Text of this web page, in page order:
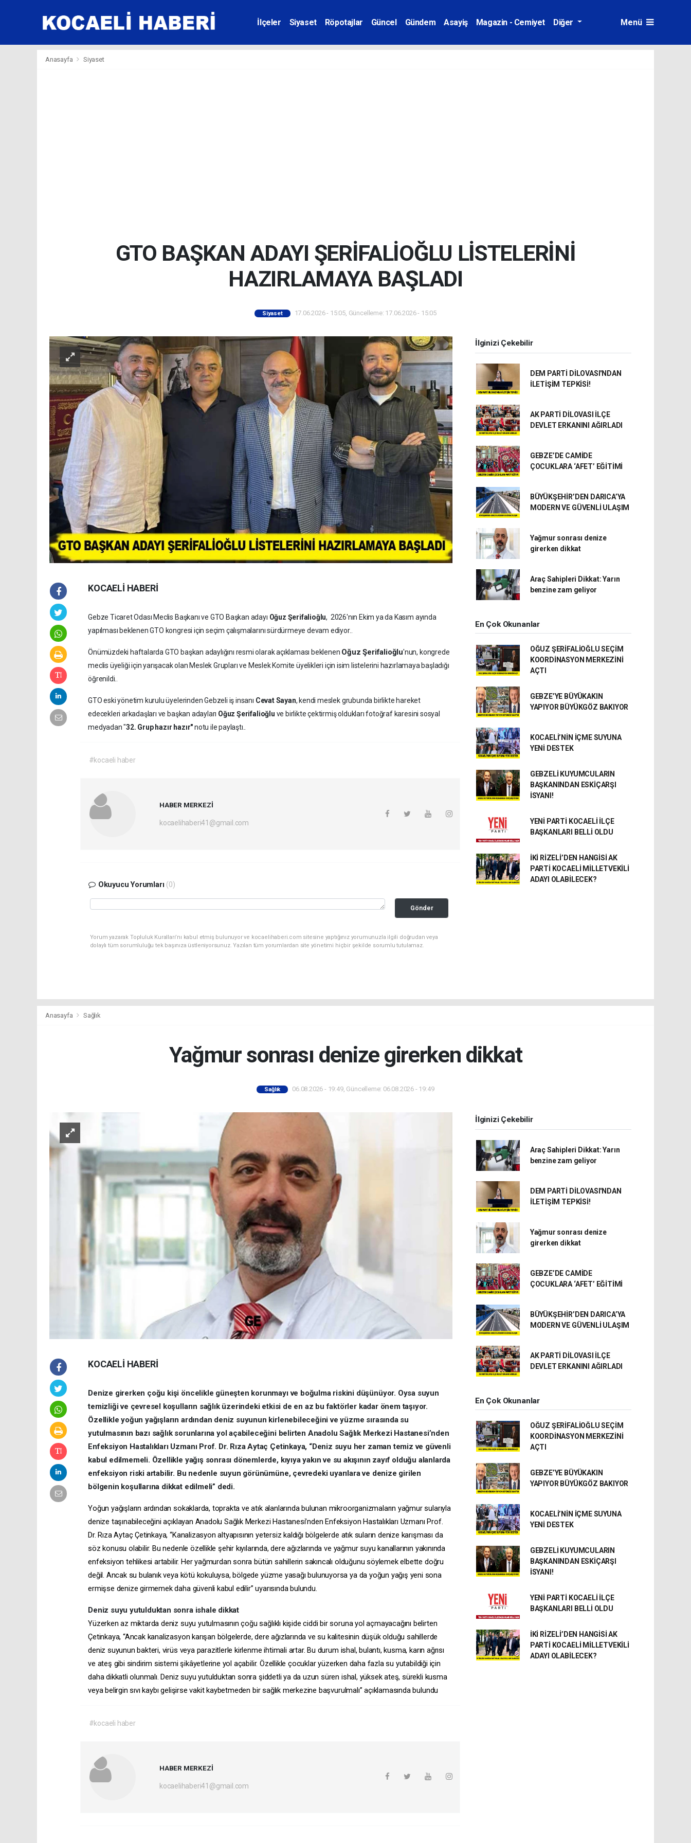
İlçeler Siyaset Röpotajlar Güncel Gündem Asayiş Magazin - Cemiyet Diğer Menü
Anasayfa Siyaset
GTO BAŞKAN ADAYI ŞERİFALİOĞLU LİSTELERİNİ
HAZIRLAMAYA BAŞLADI
Siyaset 17.06.2026 - 15:05, Güncelleme: 17.06.2026 - 15:05
KOCAELİ HABERİ
Gebze Ticaret Odası Meclis Başkanı ve GTO Başkan adayı Oğuz Şerifalioğlu, 2026'nın Ekim ya da Kasım ayında
yapılması beklenen GTO kongresi için seçim çalışmalarını sürdürmeye devam ediyor..
Önümüzdeki haftalarda GTO başkan adaylığını resmi olarak açıklaması beklenen Oğuz Şerifalioğlu'nun, kongrede
meclis üyeliği için yarışacak olan Meslek Grupları ve Meslek Komite üyelikleri için isim listelerini hazırlamaya başladığı
öğrenildi..
GTO eski yönetim kurulu üyelerinden Gebzeli iş insanı Cevat Sayan, kendi meslek grubunda birlikte hareket
edecekleri arkadaşları ve başkan adayları Oğuz Şerifalioğlu ve birlikte çektirmiş oldukları fotoğraf karesini sosyal
medyadan "32. Grup hazır hazır"notu ile paylaştı..
#kocaeli haber
HABER MERKEZİ
kocaelihaberi41@gmail.com
Okuyucu Yorumları (0)
Gönder
Yorum yazarak Topluluk Kuralları’nı kabul etmiş bulunuyor ve kocaelihaberi.com sitesine yaptığınız yorumunuzla ilgili doğrudan veya
dolaylı tüm sorumluluğu tek başınıza üstleniyorsunuz. Yazılan tüm yorumlardan site yönetimi hiçbir şekilde sorumlu tutulamaz.
İlginizi Çekebilir
DEM PARTİ DİLOVASI'NDAN
İLETİŞİM TEPKİSİ!
AK PARTİ DİLOVASI İLÇE
DEVLET ERKANINI AĞIRLADI
GEBZE’DE CAMİDE
ÇOCUKLARA ‘AFET’ EĞİTİMİ
BÜYÜKŞEHİR’DEN DARICA’YA
MODERN VE GÜVENLİ ULAŞIM
Yağmur sonrası denize
girerken dikkat
Araç Sahipleri Dikkat: Yarın
benzine zam geliyor
En Çok Okunanlar
OĞUZ ŞERİFALİOĞLU SEÇİM
KOORDİNASYON MERKEZİNİ
AÇTI
GEBZE’YE BÜYÜKAKIN
YAPIYOR BÜYÜKGÖZ BAKIYOR
KOCAELİ’NİN İÇME SUYUNA
YENİ DESTEK
GEBZELİ KUYUMCULARIN
BAŞKANINDAN ESKİÇARŞI
İSYANI!
YENİ PARTİ KOCAELİ İLÇE
BAŞKANLARI BELLİ OLDU
İKİ RİZELİ’DEN HANGİSİ AK
PARTİ KOCAELİ MİLLETVEKİLİ
ADAYI OLABİLECEK?
Anasayfa Sağlık
Yağmur sonrası denize girerken dikkat
Sağlık 06.08.2026 - 19:49, Güncelleme: 06.08.2026 - 19:49
KOCAELİ HABERİ
Denize girerken çoğu kişi öncelikle güneşten korunmayı ve boğulma riskini düşünüyor. Oysa suyun
temizliği ve çevresel koşulların sağlık üzerindeki etkisi de en az bu faktörler kadar önem taşıyor.
Özellikle yoğun yağışların ardından deniz suyunun kirlenebileceğini ve yüzme sırasında su
yutulmasının bazı sağlık sorunlarına yol açabileceğini belirten Anadolu Sağlık Merkezi Hastanesi’nden
Enfeksiyon Hastalıkları Uzmanı Prof. Dr. Rıza Aytaç Çetinkaya, “Deniz suyu her zaman temiz ve güvenli
kabul edilmemeli. Özellikle yağış sonrası dönemlerde, kıyıya yakın ve su akışının zayıf olduğu alanlarda
enfeksiyon riski artabilir. Bu nedenle suyun görünümüne, çevredeki uyarılara ve denize girilen
bölgenin koşullarına dikkat edilmeli” dedi.
Yoğun yağışların ardından sokaklarda, toprakta ve atık alanlarında bulunan mikroorganizmaların yağmur sularıyla
denize taşınabileceğini açıklayan Anadolu Sağlık Merkezi Hastanesi’nden Enfeksiyon Hastalıkları Uzmanı Prof.
Dr. Rıza Aytaç Çetinkaya, “Kanalizasyon altyapısının yetersiz kaldığı bölgelerde atık suların denize karışması da
söz konusu olabilir. Bu nedenle özellikle şehir kıyılarında, dere ağızlarında ve yağmur suyu kanallarının yakınında
enfeksiyon tehlikesi artabilir. Her yağmurdan sonra bütün sahillerin sakıncalı olduğunu söylemek elbette doğru
değil. Ancak su bulanık veya kötü kokuluysa, bölgede yüzme yasağı bulunuyorsa ya da yoğun yağış yeni sona
ermişse denize girmemek daha güvenli kabul edilir” uyarısında bulundu.
Deniz suyu yutulduktan sonra ishale dikkat
Yüzerken az miktarda deniz suyu yutulmasının çoğu sağlıklı kişide ciddi bir soruna yol açmayacağını belirten
Çetinkaya, “Ancak kanalizasyon karışan bölgelerde, dere ağızlarında ve su kalitesinin düşük olduğu sahillerde
deniz suyunun bakteri, virüs veya parazitlerle kirlenme ihtimali artar. Bu durum ishal, bulantı, kusma, karın ağrısı
ve ateş gibi sindirim sistemi şikâyetlerine yol açabilir. Özellikle çocuklar yüzerken daha fazla su yutabildiği için
daha dikkatli olunmalı. Deniz suyu yutulduktan sonra şiddetli ya da uzun süren ishal, yüksek ateş, sürekli kusma
veya belirgin sıvı kaybı gelişirse vakit kaybetmeden bir sağlık merkezine başvurulmalı” açıklamasında bulundu
#kocaeli haber
HABER MERKEZİ
kocaelihaberi41@gmail.com
İlginizi Çekebilir
Araç Sahipleri Dikkat: Yarın
benzine zam geliyor
DEM PARTİ DİLOVASI'NDAN
İLETİŞİM TEPKİSİ!
Yağmur sonrası denize
girerken dikkat
GEBZE’DE CAMİDE
ÇOCUKLARA ‘AFET’ EĞİTİMİ
BÜYÜKŞEHİR’DEN DARICA’YA
MODERN VE GÜVENLİ ULAŞIM
AK PARTİ DİLOVASI İLÇE
DEVLET ERKANINI AĞIRLADI
En Çok Okunanlar
OĞUZ ŞERİFALİOĞLU SEÇİM
KOORDİNASYON MERKEZİNİ
AÇTI
GEBZE’YE BÜYÜKAKIN
YAPIYOR BÜYÜKGÖZ BAKIYOR
KOCAELİ’NİN İÇME SUYUNA
YENİ DESTEK
GEBZELİ KUYUMCULARIN
BAŞKANINDAN ESKİÇARŞI
İSYANI!
YENİ PARTİ KOCAELİ İLÇE
BAŞKANLARI BELLİ OLDU
İKİ RİZELİ’DEN HANGİSİ AK
PARTİ KOCAELİ MİLLETVEKİLİ
ADAYI OLABİLECEK?